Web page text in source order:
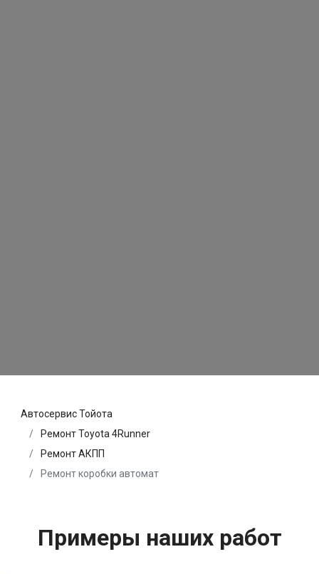
Автосервис Тойота
Ремонт Toyota 4Runner
Ремонт АКПП
Ремонт коробки автомат
Примеры наших работ